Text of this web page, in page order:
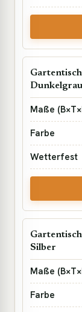
Dunkelgrau
Silber